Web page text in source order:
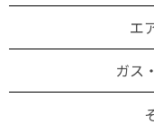
エ
ガス